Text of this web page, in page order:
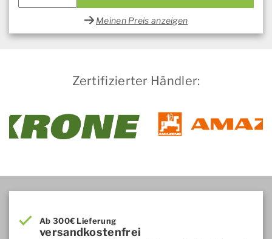
Meinen Preis anzeigen
Zertifizierter Händler:
Ab 300€ Lieferung
versandkostenfrei